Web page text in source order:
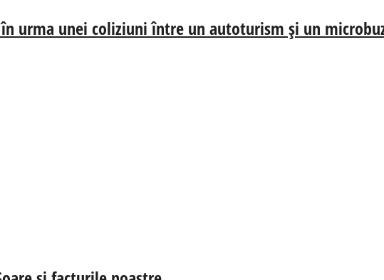
urma unei coliziuni între un autoturism și un